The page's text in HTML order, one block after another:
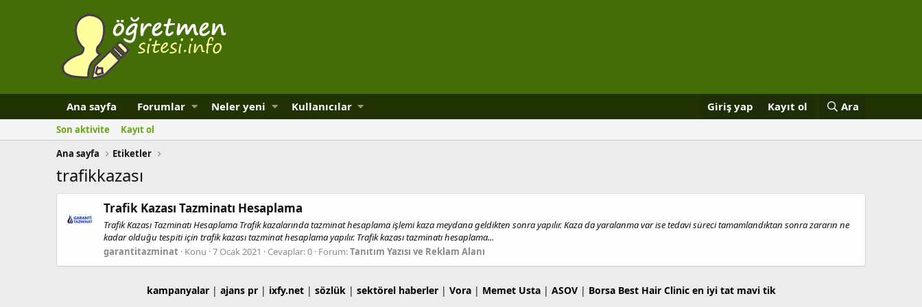
Ana sayfa Forumlar Neler yeni Kullanıcılar Giriş yap Kayıt ol Ara
Son aktivite
Kayıt ol
Ana sayfa
Etiketler
trafikkazası
Trafik Kazası Tazminatı Hesaplama
Trafik Kazası Tazminatı Hesaplama Trafik kazalarında tazminat hesaplama işlemi kaza meydana geldikten sonra yapılır. Kaza da yaralanma var ise tedavi süreci tamamlandıktan sonra zararın ne
kadar olduğu tespiti için trafik kazası tazminat hesaplama yapılır. Trafik kazası tazminatı hesaplama...
garantitazminat
Konu 7 Ocak 2021 Cevaplar: 0 Forum:Tanıtım Yazısı ve Reklam Alanı
kampanyalar| ajans pr| ixfy.net| sözlük| sektörel haberler| Vora| Memet Usta| ASOV| Borsa Best Hair Clinic en iyi tat mavi tik